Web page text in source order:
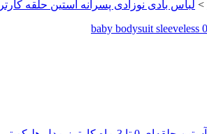
> لباس بادی نوزادی پسرانه آستین حلقه کارترز 3 ماهه سفید مدل